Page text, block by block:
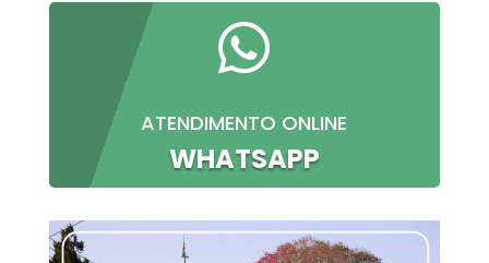

ATENDIMENTO ONLINE
WHATSAPP